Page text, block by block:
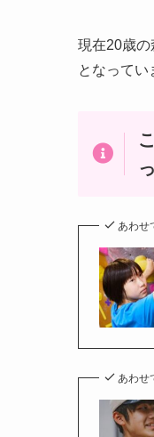
現在20歳
となってい
あわせ
あわせ